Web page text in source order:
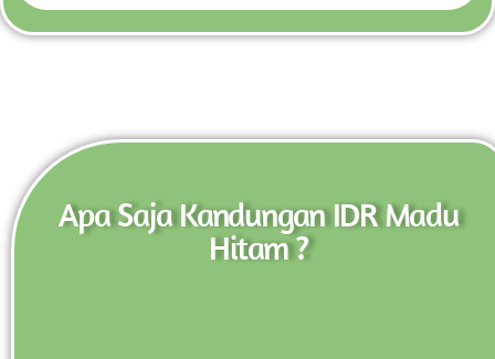
Apa Saja Kandungan IDR Madu
Hitam ?